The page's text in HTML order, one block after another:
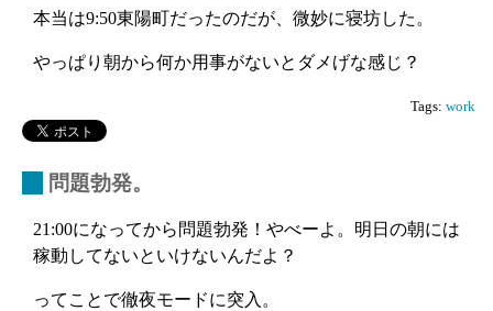
本当は9:50東陽町だったのだが、微妙に寝坊した。
やっぱり朝から何か用事がないとダメげな感じ？
Tags: work
問題勃発。
21:00になってから問題勃発！やべーよ。明日の朝には
稼動してないといけないんだよ？
ってことで徹夜モードに突入。